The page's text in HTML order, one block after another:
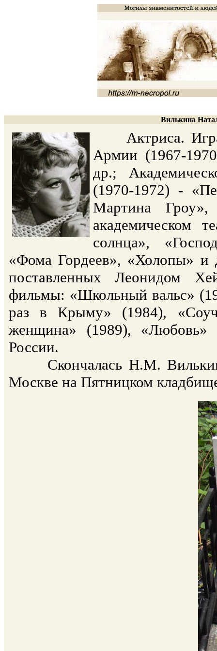
Вилькина
Актриса.
Армии (1967-
др.;
(1970-1972) -
Мартина
академическом
солнца»,
«Фома Гордеев», «Холопы» и
поставленных Леонидом
фильмы: «Школьный вальс»
раз в Крыму» (1984),
женщина» (1989), «Любовь»
России.
Скончалась Н.М. Вилькина
Москве на Пятницком